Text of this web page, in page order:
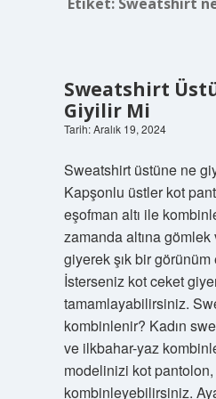
Sweatshirt
Giyilir Mi
Tarih: Aralık 19, 2024
Sweatshirt üstüne ne
Kapşonlu üstler kot
eşofman altı ile
zamanda altına gömlek
giyerek şık bir
İsterseniz kot ceket
tamamlayabilirsiniz.
kombinlenir? Kadın
ve ilkbahar-yaz
modelinizi kot
kombinleyebilirsiniz.